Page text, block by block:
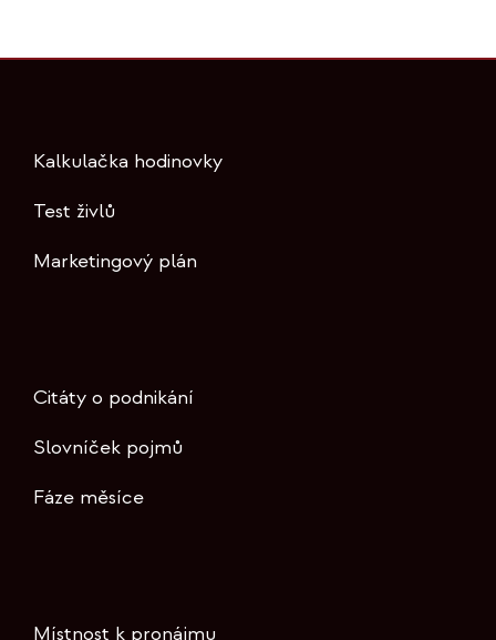
Kalkulačka hodinovky
Test živlů
Marketingový plán
Citáty o podnikání
Slovníček pojmů
Fáze měsíce
Místnost k pronájmu